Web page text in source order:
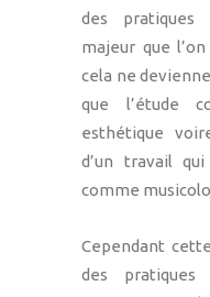
des pratiques
majeur que
cela ne
que l’étude
esthétique
d’un travail
comme
Cependant
des pratiques